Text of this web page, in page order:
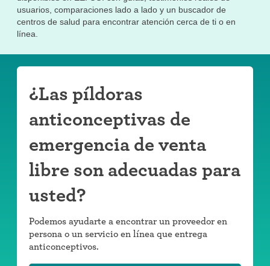
usuarios, comparaciones lado a lado y un buscador de
centros de salud para encontrar atención cerca de ti o en
línea.
¿Las píldoras
anticonceptivas de
emergencia de venta
libre son adecuadas para
usted?
Podemos ayudarte a encontrar un proveedor en
persona o un servicio en línea que entrega
anticonceptivos.